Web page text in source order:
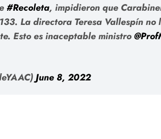
#Recoleta, impidieron que
La directora Teresa Vallespín no
Esto es inaceptable ministro
June 8, 2022